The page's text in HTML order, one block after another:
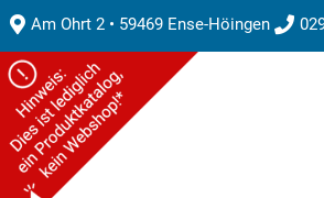
Am Ohrt 2 • 59469 Ense-Höingen